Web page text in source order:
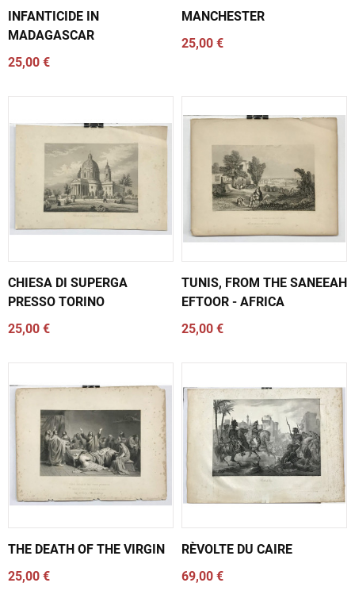
INFANTICIDE IN
MADAGASCAR
25,00 €
MANCHESTER
25,00 €
CHIESA DI SUPERGA
PRESSO TORINO
25,00 €
TUNIS, FROM THE SANEEAH
EFTOOR - AFRICA
25,00 €
THE DEATH OF THE VIRGIN
25,00 €
RÈVOLTE DU CAIRE
69,00 €